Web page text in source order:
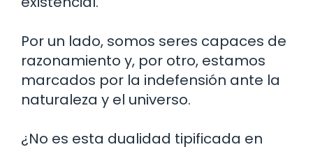
Por un lado, somos seres capaces de
razonamiento y, por otro, estamos
marcados por la indefensión ante la
naturaleza y el universo.
¿No es esta dualidad tipificada en